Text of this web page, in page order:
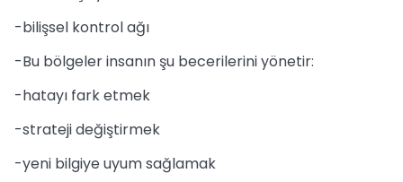
-bilişsel kontrol ağı
-Bu bölgeler insanın şu becerilerini yönetir:
-hatayı fark etmek
-strateji değiştirmek
-yeni bilgiye uyum sağlamak